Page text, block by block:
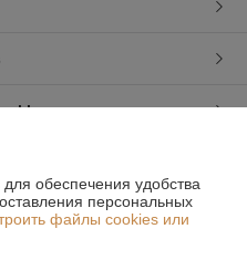
Ответственностью
Озон
обеспечения удобства
персональных
файлы cookies или